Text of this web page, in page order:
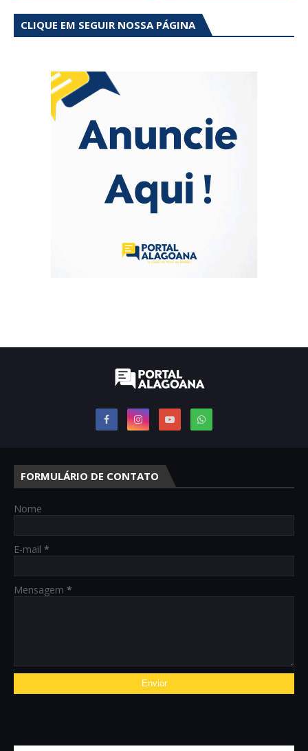
CLIQUE EM SEGUIR NOSSA PÁGINA
FORMULÁRIO DE CONTATO
Nome
E-mail *
Mensagem *